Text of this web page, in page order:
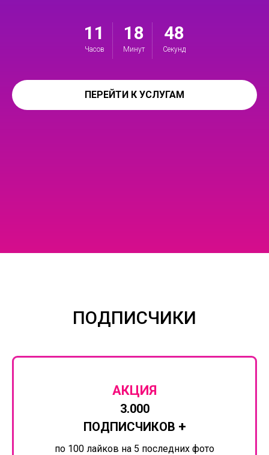
11
Часов
18
Минут
47
Секунд
ПЕРЕЙТИ К УСЛУГАМ
ПОДПИСЧИКИ
АКЦИЯ
3.000
ПОДПИСЧИКОВ +
по 100 лайков на 5 последних фото